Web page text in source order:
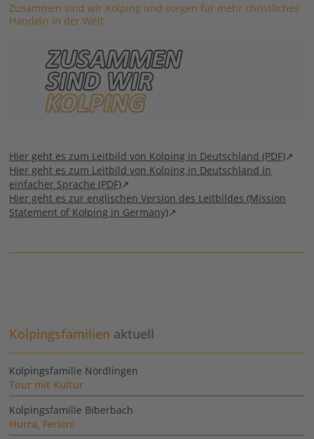
Zusammen sind wir Kolping und sorgen für mehr christliches
Handeln in der Welt.
Hier geht es zum Leitbild von Kolping in Deutschland (PDF)
Hier geht es zum Leitbild von Kolping in Deutschland in
einfacher Sprache (PDF)
Hier geht es zur englischen Version des Leitbildes (Mission
Statement of Kolping in Germany)
Kolpingsfamilien aktuell
Kolpingsfamilie Nördlingen
Tour mit Kultur
Kolpingsfamilie Biberbach
Hurra, Ferien!